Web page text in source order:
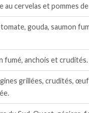
au cervelas et pommes
tomate, gouda, saumon
fumé, anchois et crudités.
grillées, crudités,